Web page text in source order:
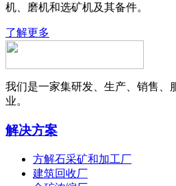
机、磨机和选矿机及其备件。
了解更多
我们是一家集研发、生产、销售、
业。
解决方案
方解石采矿和加工厂
建筑回收厂